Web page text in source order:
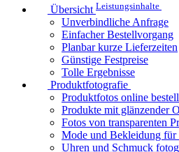
Übersicht Leistungsinhalte
Unverbindliche Anfrage
Einfacher Bestellvorgang
Planbar kurze Lieferzeiten
Günstige Festpreise
Tolle Ergebnisse
Produktfotografie
Produktfotos online
Produkte mit glänzender
Fotos von transparenten
Mode und Bekleidung für
Uhren und Schmuck